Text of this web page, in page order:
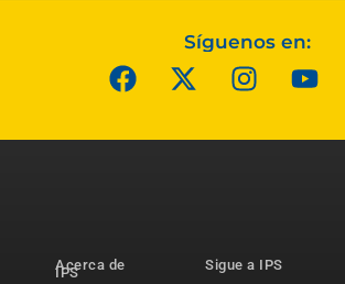
Síguenos en:
Acerca de
IPS
Sigue a IPS